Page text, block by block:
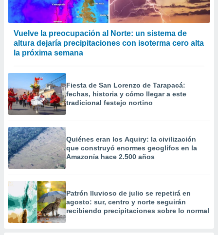
Vuelve la preocupación al Norte: un sistema de
altura dejaría precipitaciones con isoterma cero alta
la próxima semana
Fiesta de San Lorenzo de Tarapacá:
fechas, historia y cómo llegar a este
tradicional festejo nortino
Quiénes eran los Aquiry: la civilización
que construyó enormes geoglifos en la
Amazonía hace 2.500 años
Patrón lluvioso de julio se repetirá en
agosto: sur, centro y norte seguirán
recibiendo precipitaciones sobre lo normal